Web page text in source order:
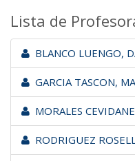
Lista de
BLANCO LUENGO,
GARCIA TASCON,
MORALES
RODRIGUEZ